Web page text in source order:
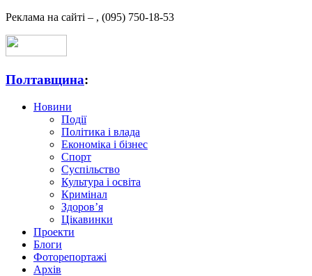
Реклама на сайті – , (095) 750-18-53
Полтавщина:
Новини
Події
Політика і влада
Економіка і бізнес
Спорт
Суспільство
Культура і освіта
Кримінал
Здоров’я
Цікавинки
Проекти
Блоги
Фоторепортажі
Архів